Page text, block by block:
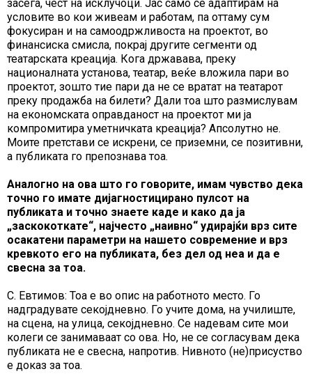
засега, чест на исклучоци. Јас само се адаптирам на
условите во кои живеам и работам, па оттаму сум
фокусиран и на самоодржливоста на проектот, во
финансиска смисла, покрај другите сегменти од
театарската креација. Кога државава, преку
националната установа, театар, веќе вложила пари во
проектот, зошто тие пари да не се вратат на театарот
преку продажба на билети? Дали тоа што размислувам
на економската оправданост на проектот ми ја
компромитира уметничката креација? Апсолутно не.
Моите претстави се искрени, се приземни, се позитивни,
а публиката го препознава тоа.
Аналогно на ова што го говорите, имам чувство дека
точно го имате дијагностицирано пулсот на
публиката и точно знаете каде и како да ја
„заскокоткате“, најчесто „наивно“ удирајќи врз сите
осакатени параметри на нашето современие и врз
кревкото его на публиката, без дел од неа и да е
свесна за тоа.
С. Евтимов: Тоа е во опис на работното место. Го
надградувате секојдневно. Го учите дома, на училиште,
на сцена, на улица, секојдневно. Се надевам сите мои
колеги се занимаваат со ова. Но, не се согласувам дека
публиката не е свесна, напротив. Нивното (не)присуство
е доказ за тоа.